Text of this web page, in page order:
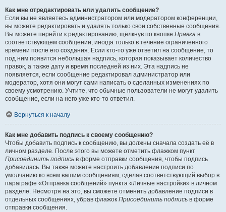
Как мне отредактировать или удалить сообщение?
Если вы не являетесь администратором или модератором конференции,
вы можете редактировать и удалять только свои собственные сообщения.
Вы можете перейти к редактированию, щёлкнув по кнопке Правка в
соответствующем сообщении, иногда только в течение ограниченного
времени после его создания. Если кто-то уже ответил на сообщение, то
под ним появится небольшая надпись, которая показывает количество
правок, а также дату и время последней из них. Эта надпись не
появляется, если сообщение редактировал администратор или
модератор, хотя они могут сами написать о сделанных изменениях по
своему усмотрению. Учтите, что обычные пользователи не могут удалить
сообщение, если на него уже кто-то ответил.
Вернуться к началу
Как мне добавить подпись к своему сообщению?
Чтобы добавить подпись к сообщению, вы должны сначала создать её в
личном разделе. После этого вы можете отметить флажком пункт
Присоединить подпись в форме отправки сообщения, чтобы подпись
добавилась. Вы также можете настроить добавление подписи по
умолчанию ко всем вашим сообщениям, сделав соответствующий выбор в
параграфе «Отправка сообщений» пункта «Личные настройки» в личном
разделе. Несмотря на это, вы сможете отменить добавление подписи в
отдельных сообщениях, убрав флажок Присоединить подпись в форме
отправки сообщения.